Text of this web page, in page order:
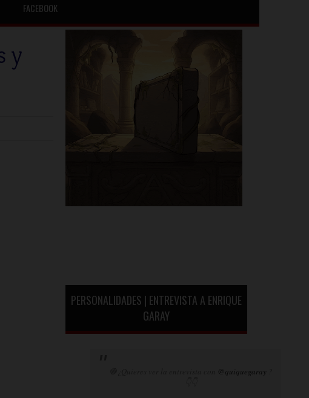
FACEBOOK
y
PERSONALIDADES | ENTREVISTA A ENRIQUE
GARAY
@quiquegaray